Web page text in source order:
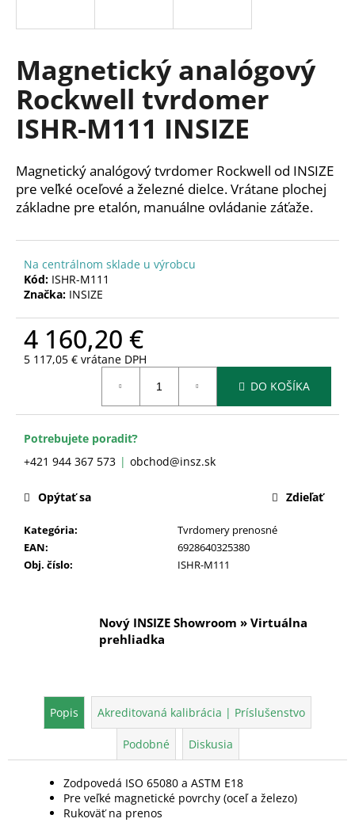
Magnetický analógový
Rockwell tvrdomer
ISHR-M111 INSIZE
Magnetický analógový tvrdomer Rockwell od INSIZE
pre veľké oceľové a železné dielce.Vrátane plochej
základne pre etalón, manuálne ovládanie záťaže.
Na centrálnom sklade u výrobcu
Kód: ISHR-M111
Značka: INSIZE
4 160,20 €
5 117,05 € vrátane DPH
DO KOŠÍKA
Potrebujete poradiť?
+421 944 367 573
obchod@insz.sk
Kategória:
Tvrdomery prenosné
EAN:
6928640325380
Obj. číslo: ISHR-M111
Opýtať sa Zdieľať
Nový INSIZE Showroom » Virtuálna
prehliadka
Popis Akreditovaná kalibrácia | Príslušenstvo
Podobné Diskusia
Zodpovedá ISO 65080 a ASTM E18
Pre veľké magnetické povrchy (oceľ a železo)
Rukoväť na prenos
s
ť
?
HĽADAŤ
d
p
o
r
ú
e